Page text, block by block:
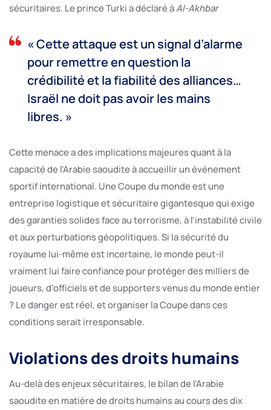
sécuritaires. Le prince Turki a déclaré àAl-Akhbar
« Cette attaque est un signal d’alarme
pour remettre en question la
crédibilité et la fiabilité des alliances…
Israël ne doit pas avoir les mains
libres. »
Cette menace a des implications majeures quant à la
capacité de l’Arabie saoudite à accueillir un événement
sportif international. Une Coupe du monde est une
entreprise logistique et sécuritaire gigantesque qui exige
des garanties solides face au terrorisme, à l’instabilité civile
et aux perturbations géopolitiques. Si la sécurité du
royaume lui-même est incertaine, le monde peut-il
vraiment lui faire confiance pour protéger des milliers de
joueurs, d’officiels et de supporters venus du monde entier
? Le danger est réel, et organiser la Coupe dans ces
conditions serait irresponsable.
Violations des droits humains
Au-delà des enjeux sécuritaires, le bilan de l’Arabie
saoudite en matière de droits humains au cours des dix